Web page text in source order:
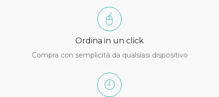
Ordina in un click
Compra con semplicità da qualsiasi dispositivo